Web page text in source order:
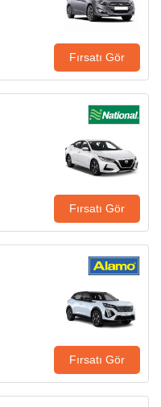
Fırsatı Gör
Fırsatı Gör
Fırsatı Gör